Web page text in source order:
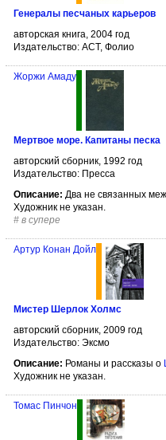
Генералы песчаных карьеров
авторская книга, 2004 год
Издательство: АСТ, Фолио
Жоржи Амаду
Мертвое море. Капитаны песка
авторский сборник, 1992 год
Издательство: Пресса
Описание: Два не связанных
Художник не указан.
# в супере
Артур Конан Дойл
Мистер Шерлок Холмс
авторский сборник, 2009 год
Издательство: Эксмо
Описание: Романы и рассказы о
Художник не указан.
Томас Пинчон